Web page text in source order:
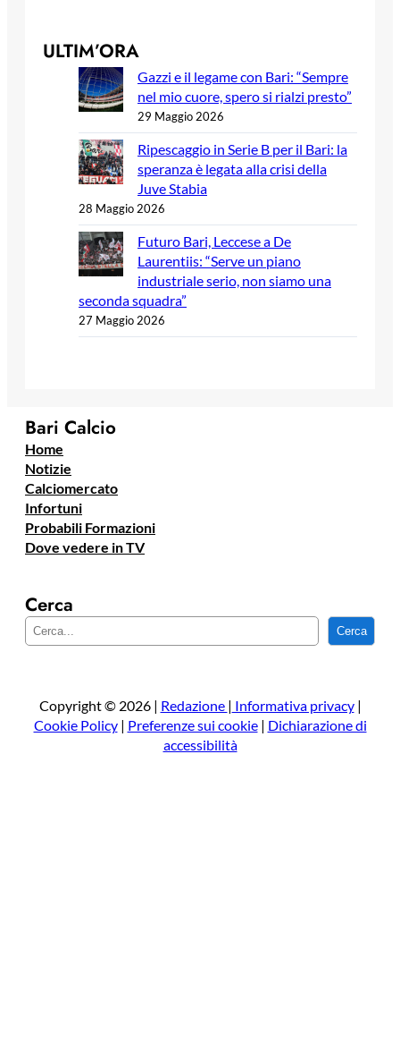
ULTIM’ORA
Gazzi e il legame con Bari: “Sempre
nel mio cuore, spero si rialzi presto”
29 Maggio 2026
Ripescaggio in Serie B per il Bari: la
speranza è legata alla crisi della
Juve Stabia
28 Maggio 2026
Futuro Bari, Leccese a De
Laurentiis: “Serve un piano
industriale serio, non siamo una
seconda squadra”
27 Maggio 2026
Bari Calcio
Home
Notizie
Calciomercato
Infortuni
Probabili Formazioni
Dove vedere in TV
Cerca
e
a
Cerca
Copyright © 2026 | Redazione | Informativa privacy|
Cookie Policy| Preferenze sui cookie| Dichiarazione di
accessibilità